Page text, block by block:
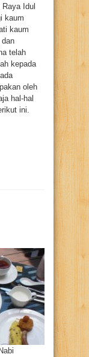
Idul
kaum
kaum
dan
telah
kepada
oleh
hal-hal
ini.